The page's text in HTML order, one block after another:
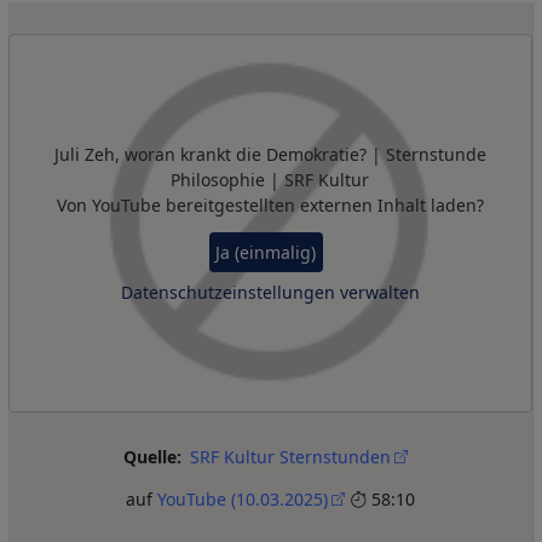
Remote Video URL
Juli Zeh, woran krankt die Demokratie? | Sternstunde
Philosophie | SRF Kultur
Von YouTube bereitgestellten externen Inhalt laden?
Ja (einmalig)
Datenschutzeinstellungen verwalten
Quelle
SRF Kultur Sternstunden
aufYouTube (10.03.2025) 58:10